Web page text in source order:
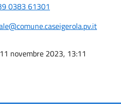
0383 61301
novembre 2023, 13:11